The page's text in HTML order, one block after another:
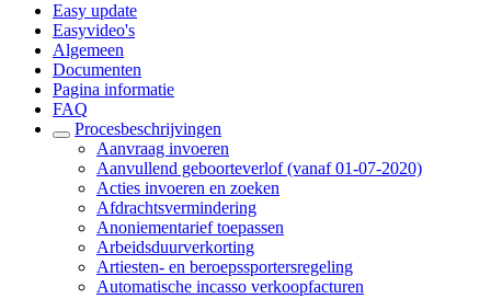
Easy update
Easyvideo's
Algemeen
Documenten
Pagina informatie
FAQ
Procesbeschrijvingen
Aanvraag invoeren
Aanvullend geboorteverlof (vanaf 01-07-2020)
Acties invoeren en zoeken
Afdrachtsvermindering
Anoniementarief toepassen
Arbeidsduurverkorting
Artiesten- en beroepssportersregeling
Automatische incasso verkoopfacturen